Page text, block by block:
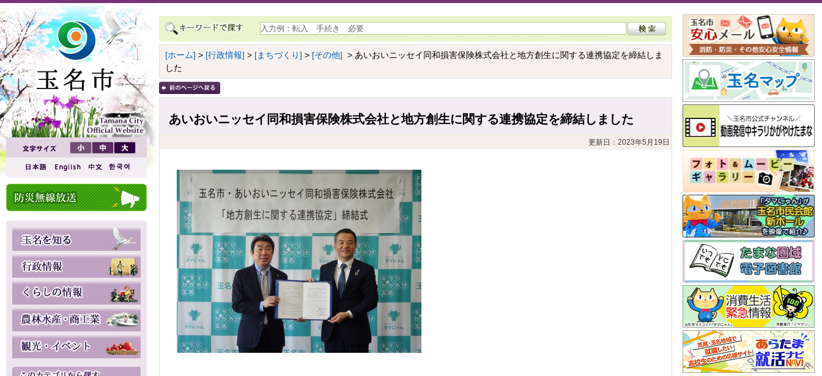
[ホーム] > [行政情報] > [まちづくり] > [その他] > あいおいニッセイ同和損害保険株式会社と地方創生に関する連携協定を締結しま
した
あいおいニッセイ同和損害保険株式会社と地方創生に関する連携協定を締結しました
更新日：2023年5月19日